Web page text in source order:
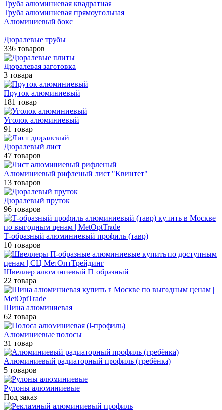
Труба алюминиевая квадратная
Труба алюминиевая прямоугольная
Алюминиевый бокс
Дюралевые трубы
336 товаров
Дюралевая заготовка
3 товара
Пруток алюминиевый
181 товар
Уголок алюминиевый
91 товар
Дюралевый лист
47 товаров
Алюминиевый рифленый лист "Квинтет"
13 товаров
Дюралевый пруток
96 товаров
Т-образный алюминиевый профиль (тавр)
10 товаров
Швеллер алюминиевый П-образный
22 товара
Шина алюминиевая
62 товара
Алюминиевые полосы
31 товар
Алюминиевый радиаторный профиль (гребёнка)
5 товаров
Рулоны алюминиевые
Под заказ